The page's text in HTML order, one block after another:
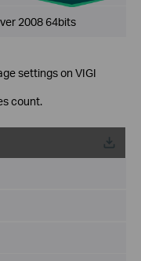
2008 64bits
settings on VIGI
count.
Về